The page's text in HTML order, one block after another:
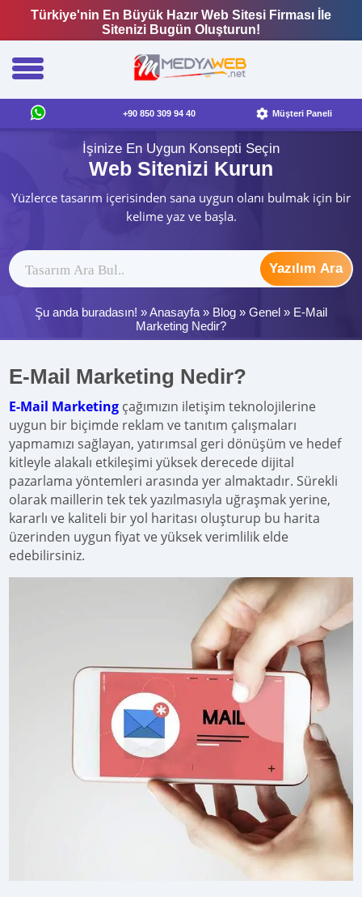
Türkiye'nin En Büyük Hazır Web Sitesi Firması İle
Sitenizi Bugün Oluşturun!
+90 850 309 94 40 Müşteri Paneli
İşinize En Uygun Konsepti Seçin
Web Sitenizi Kurun
Yüzlerce tasarım içerisinden sana uygun olanı bulmak için bir
kelime yaz ve başla.
Yazılım Ara
Şu anda buradasın! »Anasayfa » Blog » Genel » E-Mail
Marketing Nedir?
E-Mail Marketing Nedir?
E-Mail Marketing çağımızın iletişim teknolojilerine
uygun bir biçimde reklam ve tanıtım çalışmaları
yapmamızı sağlayan, yatırımsal geri dönüşüm ve hedef
kitleyle alakalı etkileşimi yüksek derecede dijital
pazarlama yöntemleri arasında yer almaktadır. Sürekli
olarak maillerin tek tek yazılmasıyla uğraşmak yerine,
kararlı ve kaliteli bir yol haritası oluşturup bu harita
üzerinden uygun fiyat ve yüksek verimlilik elde
edebilirsiniz.